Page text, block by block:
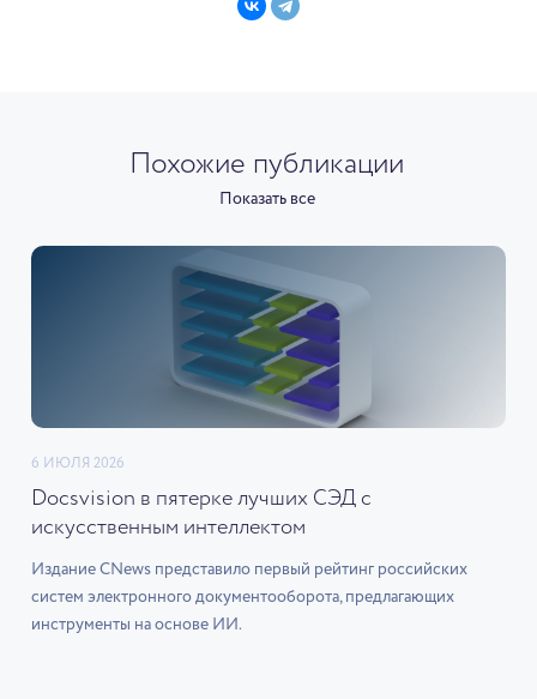
Похожие публикации
Показать все
6 ИЮЛЯ 2026
Docsvision в пятерке лучших СЭД с
искусственным интеллектом
Издание CNews представило первый рейтинг российских
систем электронного документооборота, предлагающих
инструменты на основе ИИ.